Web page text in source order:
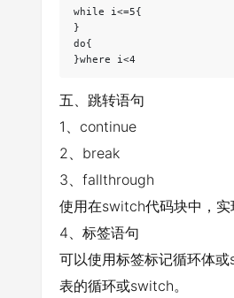
while i<=5{
}
do{
五、跳转语句
1、continue
2、break
3、fallthrough
使用在switch代码块中，
4、标签语句
可以使用标签标记循环体
表的循环或switch。